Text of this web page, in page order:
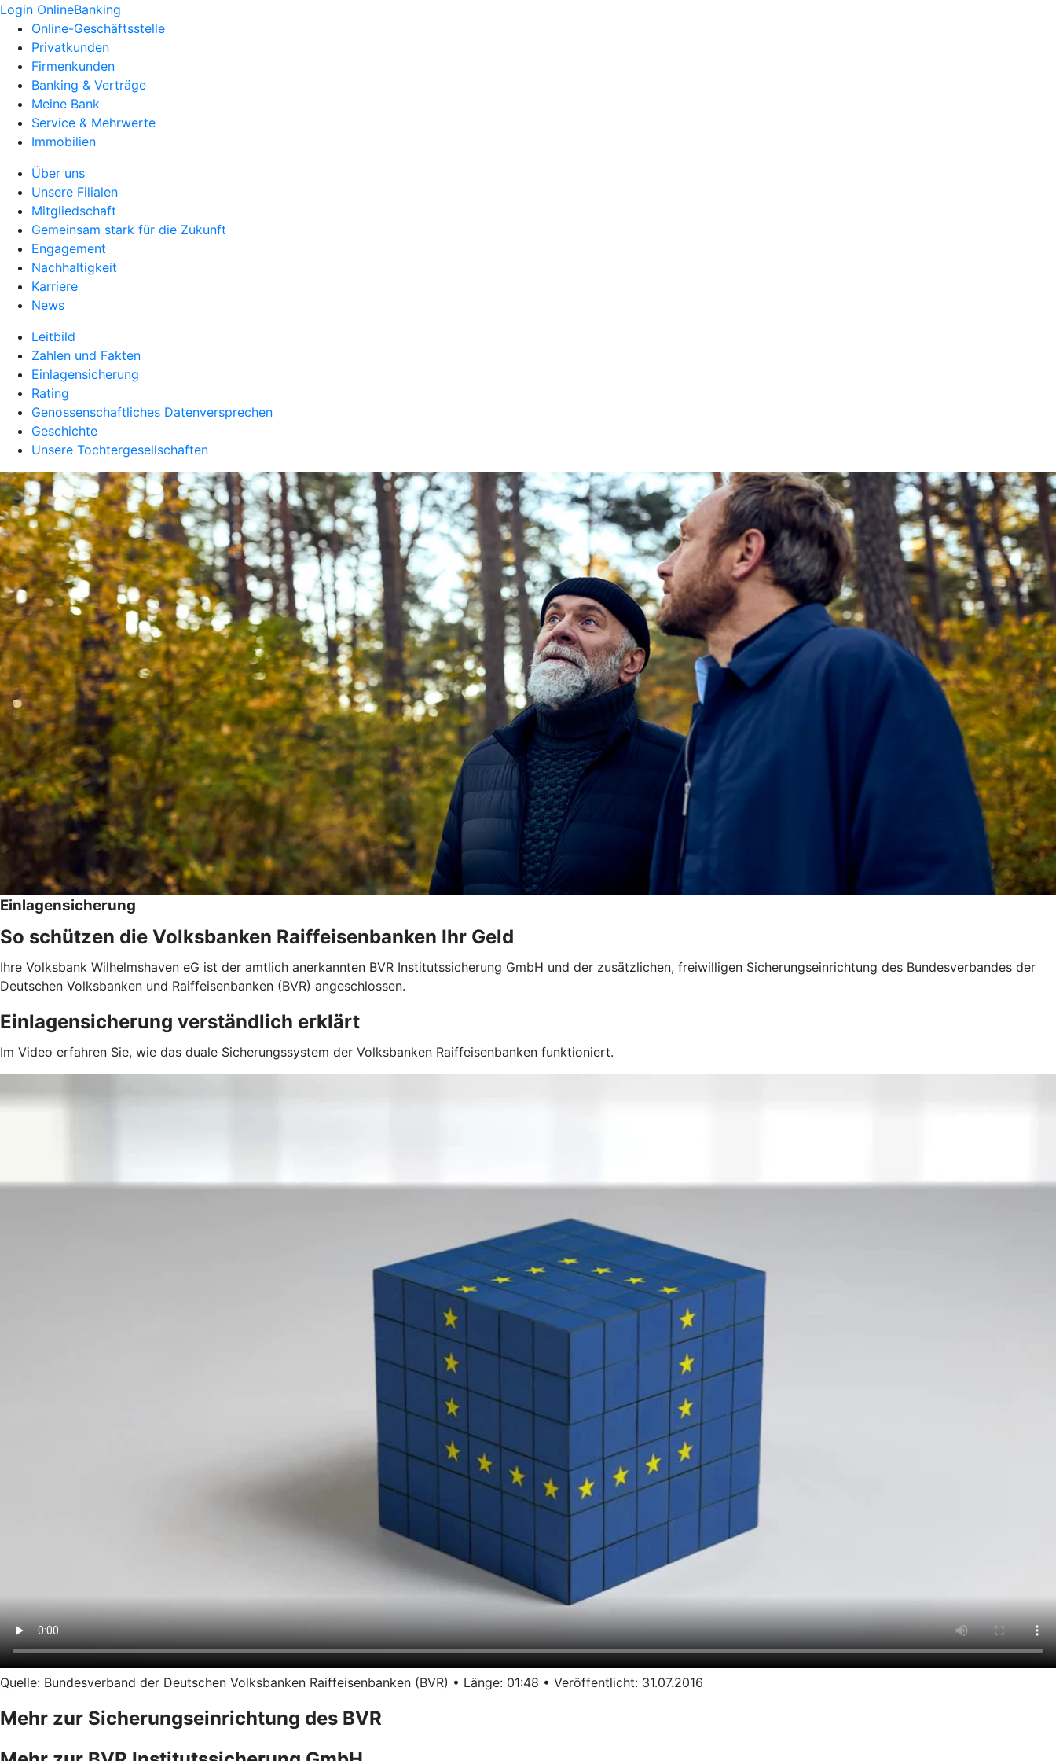
Login OnlineBanking
Online-Geschäftsstelle
Privatkunden
Firmenkunden
Banking & Verträge
Meine Bank
Service & Mehrwerte
Immobilien
Über uns
Unsere Filialen
Mitgliedschaft
Gemeinsam stark für die Zukunft
Engagement
Nachhaltigkeit
Karriere
News
Leitbild
Zahlen und Fakten
Einlagensicherung
Rating
Genossenschaftliches Datenversprechen
Geschichte
Unsere Tochtergesellschaften
Einlagensicherung
So schützen die Volksbanken Raiffeisenbanken Ihr Geld
Ihre Volksbank Wilhelmshaven eG ist der amtlich anerkannten BVR Institutssicherung GmbH und der zusätzlichen, freiwilligen Sicherungseinrichtung des Bundesverbandes der
Deutschen Volksbanken und Raiffeisenbanken (BVR) angeschlossen.
Einlagensicherung verständlich erklärt
Im Video erfahren Sie, wie das duale Sicherungssystem der Volksbanken Raiffeisenbanken funktioniert.
Quelle: Bundesverband der Deutschen Volksbanken Raiffeisenbanken (BVR) • Länge: 01:48 • Veröffentlicht: 31.07.2016
Mehr zur Sicherungseinrichtung des BVR